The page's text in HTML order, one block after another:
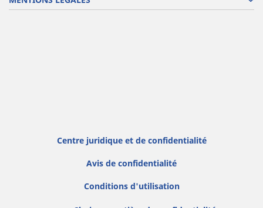
Centre juridique et de confidentialité
Avis de confidentialité
Conditions d'utilisation